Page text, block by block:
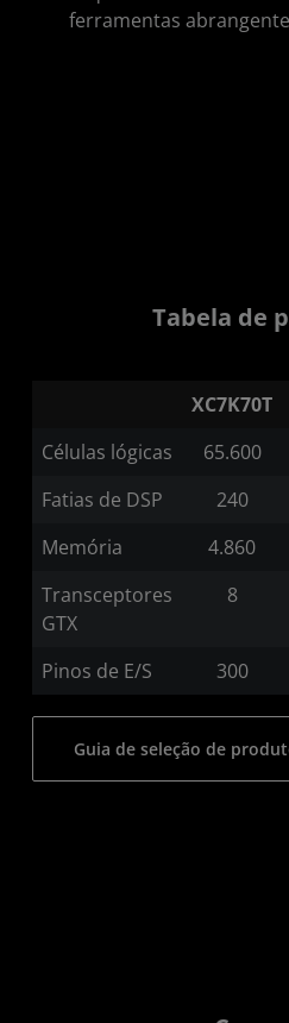
ferramentas
Tabela de
XC7K70T
Células lógicas
65.600
Fatias de DSP
240
Memória
4.860
Transceptores
GTX
8
Pinos de E/S 300
Guia de seleção de